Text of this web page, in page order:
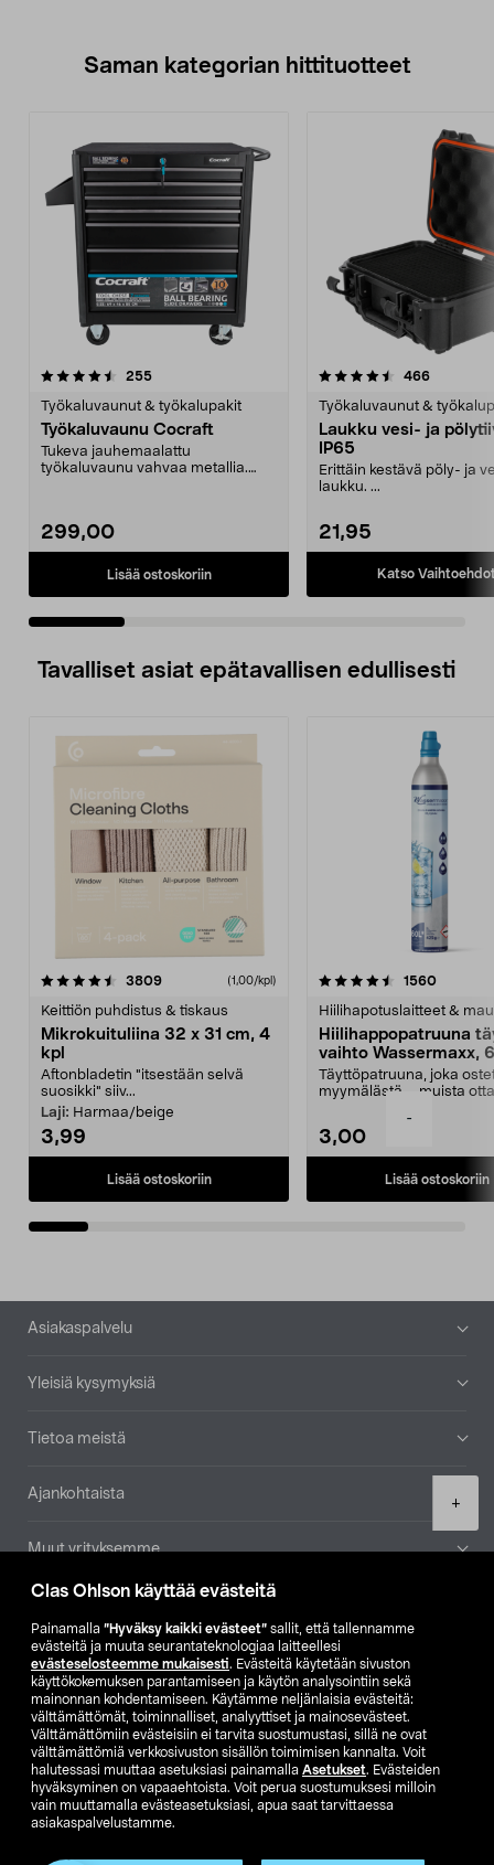
Clas Ohlson käyttää evästeitä
Painamalla ”Hyväksy kaikki evästeet” sallit, että tallennamme
evästeitä ja muuta seurantateknologiaa laitteellesi
evästeselosteemme mukaisesti. Evästeitä käytetään sivuston
käyttökokemuksen parantamiseen ja käytön analysointiin sekä
mainonnan kohdentamiseen. Käytämme neljänlaisia evästeitä:
välttämättömät, toiminnalliset, analyyttiset ja mainosevästeet.
Välttämättömiin evästeisiin ei tarvita suostumustasi, sillä ne ovat
välttämättömiä verkkosivuston sisällön toimimisen kannalta. Voit
halutessasi muuttaa asetuksiasi painamalla Asetukset. Evästeiden
hyväksyminen on vapaaehtoista. Voit perua suostumuksesi milloin
vain muuttamalla evästeasetuksiasi, apua saat tarvittaessa
asiakaspalvelustamme.
-
+
Saman kategorian hittituotteet
255arvostelut
Työkaluvaunut & työkalupakit
Työkaluvaunu Cocraft
Tukeva jauhemaalattu
työkaluvaunu vahvaa metallia.
299,00
Lisää ostoskoriin
4.5 viidestä
466arvostelut
Työkaluvaunut &
Laukku vesi- ja
IP65
Erittäin kestävä pöly- ja
laukku. ...
21,95
Katso
4.5 viidestä
Tavalliset asiat epätavallisen edullisesti
3809arvostelut (1,00/kpl)
Keittiön puhdistus & tiskaus
Mikrokuituliina 32 x 31 cm, 4
kpl
Aftonbladetin "itsestään selvä
suosikki" siiv...
Laji: Harmaa/beige
3,99
Lisää ostoskoriin
4.5viidestä
1560
Hiilihapotuslaitteet &
Hiilihappopatruuna
vaihto Wassermaxx,
Täyttöpatruuna, joka
myymälästä – muista
3,00
Lisää ostoskoriin
4.5viidestä
Alatunniste
Asiakaspalvelu
Yleisiä kysymyksiä
Tietoa meistä
Ajankohtaista
Muut yrityksemme
Etsi myymälä
SE NO FI
FI SV